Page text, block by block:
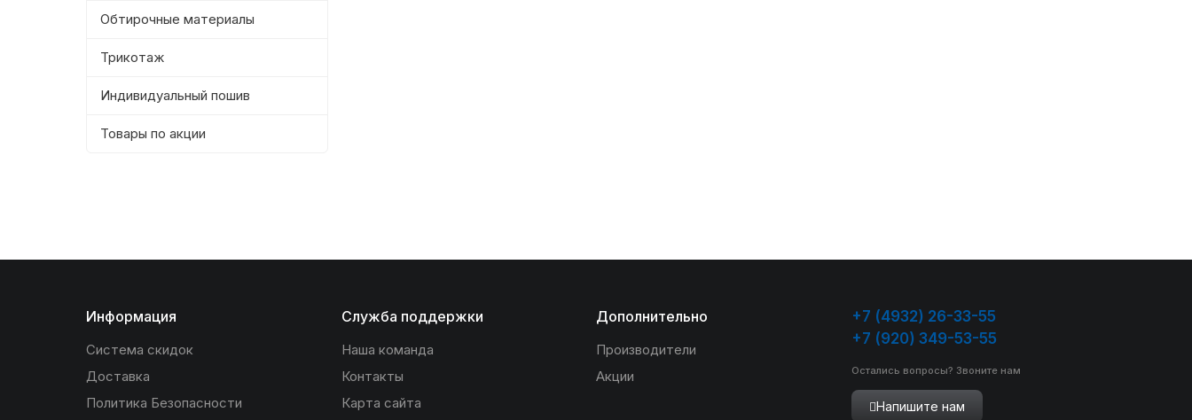
Обтирочные материалы
Трикотаж
Индивидуальный пошив
Товары по акции
Информация
Система скидок
Доставка
Политика Безопасности
Служба поддержки
Наша команда
Контакты
Карта сайта
Дополнительно
Производители
Акции
+7 (4932) 26-33-55
+7 (920) 349-53-55
Остались вопросы? Звоните нам
Напишите нам